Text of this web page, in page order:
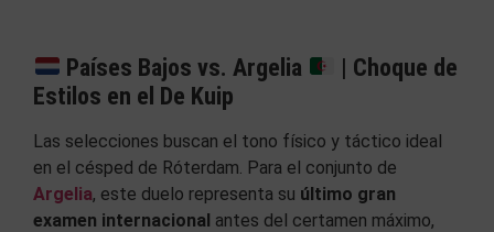
Países Bajos vs. Argelia
| Choque de
Estilos en el De Kuip
Las selecciones buscan el tono físico y táctico ideal
en el césped de Róterdam. Para el conjunto de
Argelia, este duelo representa su último gran
examen internacional antes del certamen máximo,